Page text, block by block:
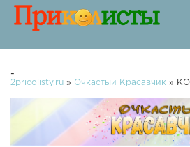
-
2pricolisty.ru » Очкастый Красавчик » КОРОЧЕ